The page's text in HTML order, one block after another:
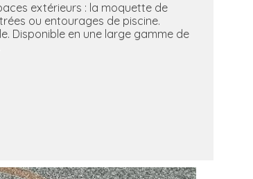
extérieurs : la moquette de
ou entourages de piscine.
Disponible en une large gamme de